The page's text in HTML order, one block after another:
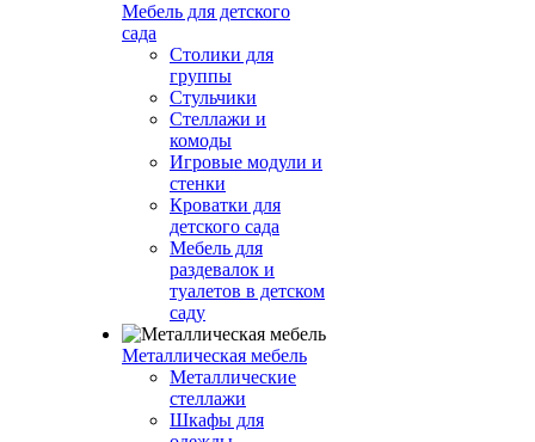
Мебель для детского
сада
Столики для
группы
Стульчики
Стеллажи и
комоды
Игровые модули и
стенки
Кроватки для
детского сада
Мебель для
раздевалок и
туалетов в детском
саду
Металлическая мебель
Металлические
стеллажи
Шкафы для